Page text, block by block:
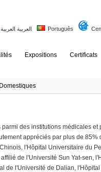
العربية العربية Português
Expositions Certificats
des institutions médicales
appréciés par plus de
l'Hôpital Universitaire du
de l'Université Sun Yat-sen,
de l'Université de Dalian,